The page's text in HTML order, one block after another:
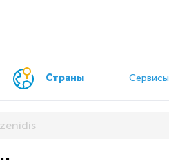
Страны Сервисы